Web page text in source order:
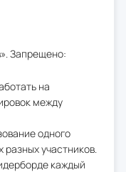
Запрещено:
на
между
одного
разных участников.
каждый